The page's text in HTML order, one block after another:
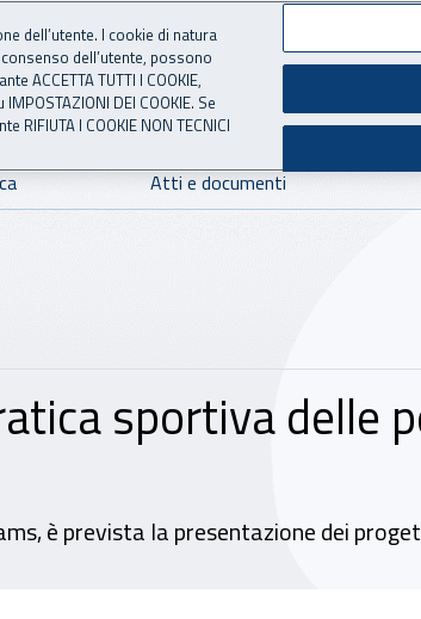
Atti e documenti
sportiva delle
è prevista la presentazione dei
dell’utente. I cookie di natura
dell’utente, possono
ACCETTA TUTTI I COOKIE,
DEI COOKIE. Se
I COOKIE NON TECNICI